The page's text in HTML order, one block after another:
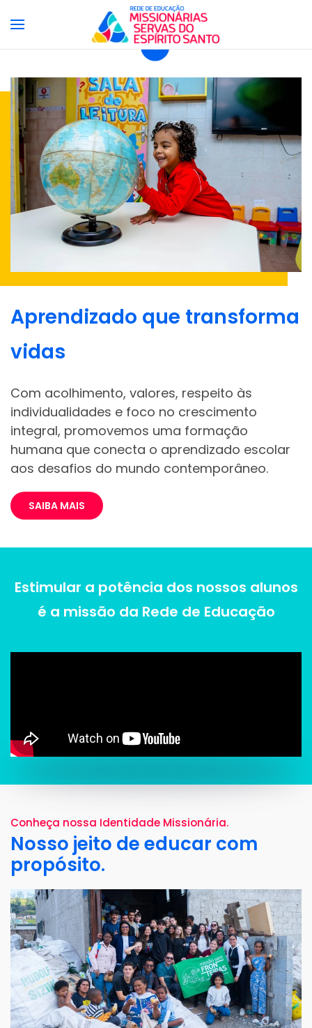
Skip to main content
Aqui fé, conhecimento e protagonismo
caminham juntos.
Encontre a unidade mais próxima de você.
Aqui fé, conhecimento e protagonismo caminham
Encontre a unidade mais próxima de você.
Aprendizado que transforma
vidas
Com acolhimento, valores, respeito às
individualidades e foco no crescimento
integral, promovemos uma formação
humana que conecta o aprendizado escolar
aos desafios do mundo contemporâneo.
SAIBA MAIS
Estimular a potência dos nossos alunos
é a missão da Rede de Educação
Conheça nossa Identidade Missionária.
Nosso jeito de educar com
propósito.